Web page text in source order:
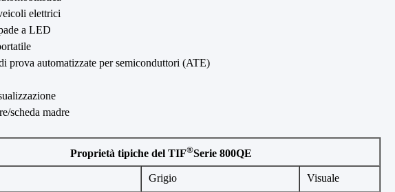
elettrici
a LED
prova automatizzate per semiconduttori (ATE)
scheda madre
Proprietà tipiche del TIF®Serie 800QE
Grigio Visuale